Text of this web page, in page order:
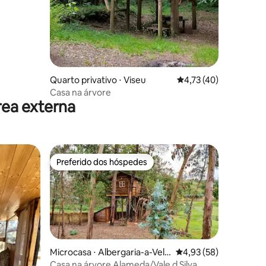
Quarto privativo ⋅ Viseu 4,73 de uma
4,73 (40)
Casa na árvore
externa
Preferido dos hóspedes
Preferido dos hóspedes
Microcasa ⋅ Albergaria-a-Velh
a
4,93 de uma
4,93 (58)